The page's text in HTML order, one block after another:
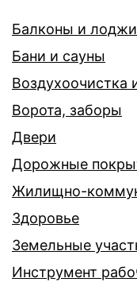
Балконы и
Бани и сауны
Воздухоочистка
Ворота, заборы
Двери
Дорожные
Жилищно-
Здоровье
Земельные
Инструмент